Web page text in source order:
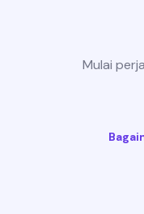
Mulai